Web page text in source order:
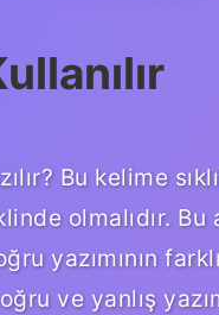
Bu kelime
olmalıdır.
yazımının
ve yanlış